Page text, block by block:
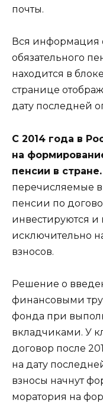
почты.
Вся информация
обязательного
находится в
странице
дату последней
С 2014 года в
на
пенсии в стране.
перечисляемые в
пенсии по
инвестируются и
исключительно
взносов.
Решение о
финансовыми
фонда при
вкладчиками. У
договор после
на дату
взносы начнут
моратория на